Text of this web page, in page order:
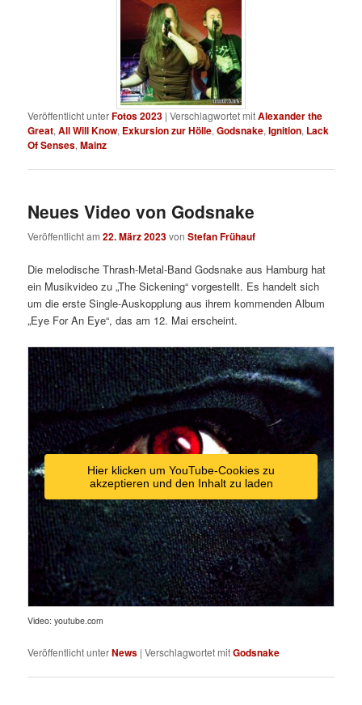
Veröffentlicht unterFotos 2023 |Verschlagwortet mitAlexander the
Great,All Will Know, Exkursion zur Hölle,Godsnake,Ignition, Lack
Of Senses,Mainz
Neues Video von Godsnake
Veröffentlicht am22. März 2023vonStefan Frühauf
Die melodische Thrash-Metal-Band Godsnake aus Hamburg hat
ein Musikvideo zu „The Sickening“ vorgestellt. Es handelt sich
um die erste Single-Auskopplung aus ihrem kommenden Album
„Eye For An Eye“, das am 12. Mai erscheint.
Hier klicken um YouTube-Cookies zu
akzeptieren und den Inhalt zu laden
Video: youtube.com
Veröffentlicht unterNews |Verschlagwortet mitGodsnake